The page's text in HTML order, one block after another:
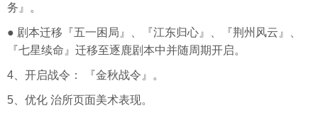
务』。
● 剧本迁移『五一困局』、『江东归心』、『荆州风云』、
『七星续命』迁移至逐鹿剧本中并随周期开启。
4、开启战令： 『金秋战令』。
5、优化 治所页面美术表现。